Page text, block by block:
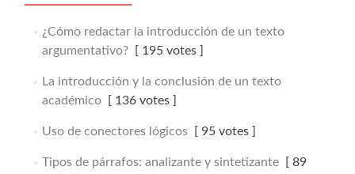
¿Cómo redactar la introducción de un texto
argumentativo?[ 195 votes ]
La introducción y la conclusión de un texto
académico[ 136 votes ]
Uso de conectores lógicos[ 95 votes ]
Tipos de párrafos: analizante y sintetizante[ 89